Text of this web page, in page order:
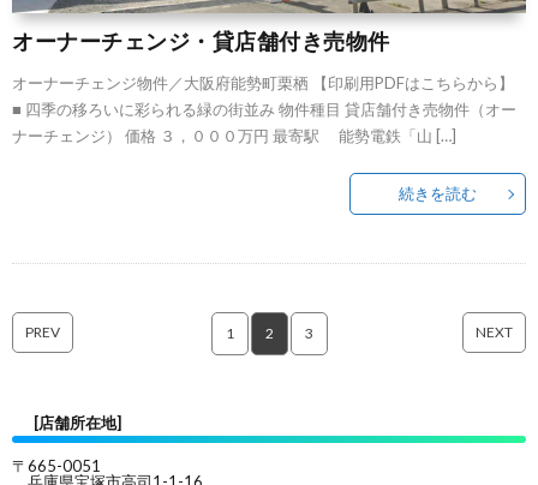
オーナーチェンジ・貸店舗付き売物件
オーナーチェンジ物件／大阪府能勢町栗栖 【印刷用PDFはこちらから】
■ 四季の移ろいに彩られる緑の街並み 物件種目 貸店舗付き売物件（オー
ナーチェンジ） 価格 ３，０００万円 最寄駅 能勢電鉄「山 […]
続きを読む
PREV 1 2 3 NEXT
[店舗所在地]
〒665-0051